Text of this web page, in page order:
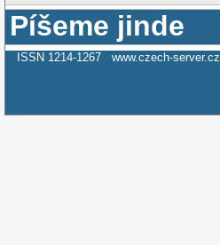
Píšeme jinde
ISSN 1214-1267 www.czech-server.cz